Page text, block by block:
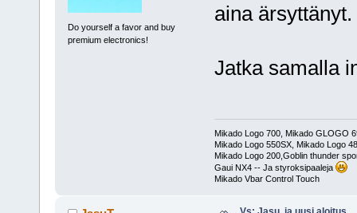
Do yourself a favor and buy
premium electronics!
aina ärsyttänyt.
Jatka samalla
Mikado Logo 700, Mikado GLOGO
Mikado Logo 550SX, Mikado Logo
Mikado Logo 200,Goblin thunder
Gaui NX4 -- Ja styroksipaaleja
Mikado Vbar Control Touch